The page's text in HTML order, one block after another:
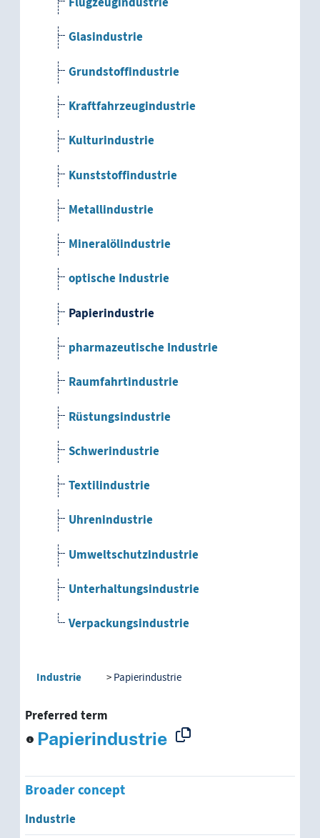
Glasindustrie
Grundstoffindustrie
Kraftfahrzeugindustrie
Kulturindustrie
Kunststoffindustrie
Metallindustrie
Mineralölindustrie
optische Industrie
Papierindustrie
pharmazeutische Industrie
Raumfahrtindustrie
Rüstungsindustrie
Schwerindustrie
Textilindustrie
Uhrenindustrie
Umweltschutzindustrie
Unterhaltungsindustrie
Verpackungsindustrie
Industrie Papierindustrie
Preferred term
Papierindustrie
Broader concept
Industrie